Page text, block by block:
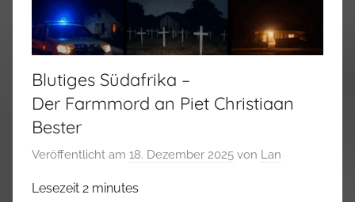
Blutiges Südafrika –
Der Farmmord an Piet Christiaan
Bester
Veröffentlicht am 18. Dezember 2025 von Lan
Lesezeit 2 minutes